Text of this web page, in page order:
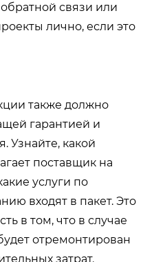
связи или
лично, если это
также должно
гарантией и
Узнайте, какой
поставщик на
услуги по
входят в пакет. Это
в том, что в случае
отремонтирован
затрат.